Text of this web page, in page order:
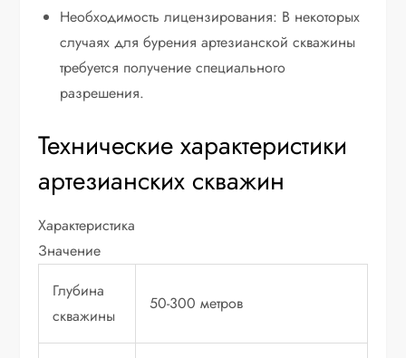
Необходимость лицензирования: В некоторых
случаях для бурения артезианской скважины
требуется получение специального
разрешения.
Технические характеристики
артезианских скважин
Характеристика
Значение
Глубина
скважины
50-300 метров